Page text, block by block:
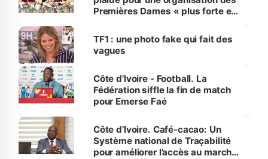
Premières Dames « plus forte et
sur la scène internationale »
TF1 : une photo fake qui fait des
vagues
Côte d’Ivoire - Football. La
Fédération siffle la fin de match
pour Emerse Faé
Côte d’Ivoire. Café-cacao: Un
Système national de Traçabilité
pour améliorer l’accès au marché